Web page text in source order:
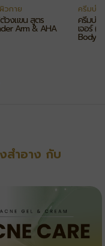
วกาย
วงแขน สูตร
Arm & AHA
ครีมบำ
ครีมบำ
เจอร์ (
Body
สำอาง กับ